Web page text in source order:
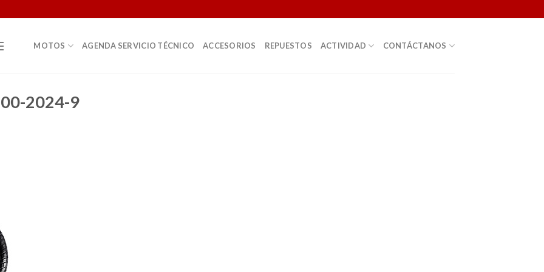
MOTOS AGENDA SERVICIO TÉCNICO ACCESORIOS REPUESTOS ACTIVIDAD CONTÁCTANOS
2024-9